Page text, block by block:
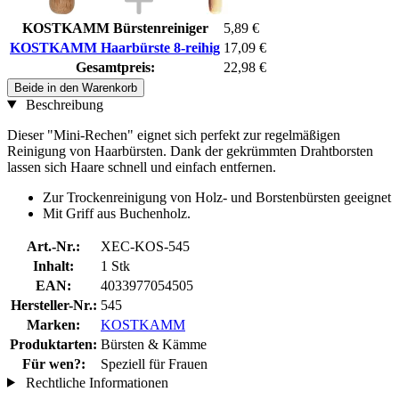
KOSTKAMM Bürstenreiniger
5,89 €
KOSTKAMM Haarbürste 8-reihig 17,09 €
Gesamtpreis:
22,98 €
Beide in den Warenkorb
Beschreibung
Dieser "Mini-Rechen" eignet sich perfekt zur regelmäßigen
Reinigung von Haarbürsten. Dank der gekrümmten Drahtborsten
lassen sich Haare schnell und einfach entfernen.
Zur Trockenreinigung von Holz- und Borstenbürsten geeignet
Mit Griff aus Buchenholz.
Art.-Nr.:
XEC-KOS-545
Inhalt:
1 Stk
EAN:
4033977054505
Hersteller-Nr.: 545
Marken:
KOSTKAMM
Produktarten: Bürsten & Kämme
Für wen?:
Speziell für Frauen
Rechtliche Informationen